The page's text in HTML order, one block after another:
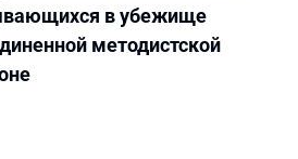
в убежище
методистской